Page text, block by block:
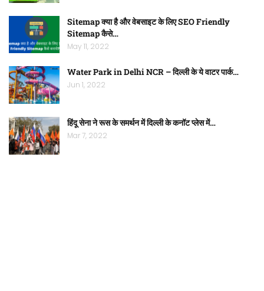
Sitemap क्या है और वेबसाइट के लिए SEO Friendly
Sitemap कैसे…
May 11, 2022
Water Park in Delhi NCR – दिल्ली के ये वाटर पार्क…
Jun 1, 2022
हिंदू सेना ने रूस के समर्थन में दिल्ली के कनॉट प्लेस में…
Mar 7, 2022